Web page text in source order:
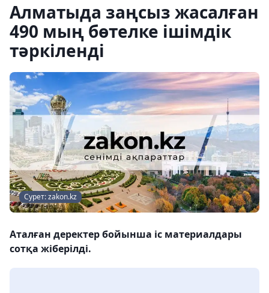
Алматыда заңсыз жасалған
490 мың бөтелке ішімдік
тәркіленді
Сурет: zakon.kz
Аталған деректер бойынша іс материалдары
сотқа жіберілді.